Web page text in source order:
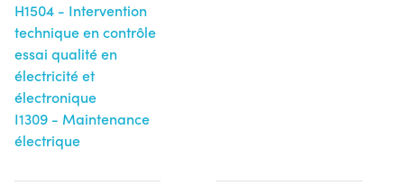
H1504 - Intervention
technique en contrôle
essai qualité en
électricité et
électronique
I1309 - Maintenance
électrique